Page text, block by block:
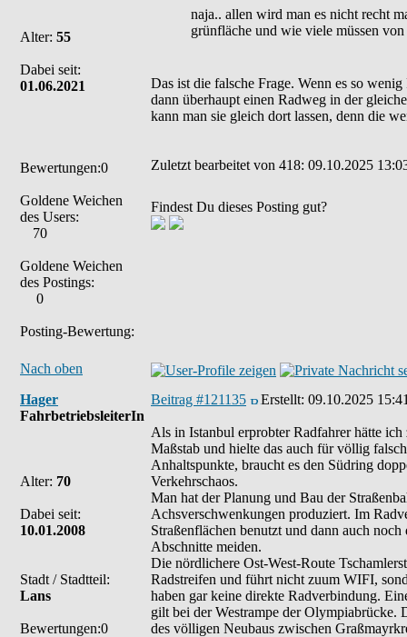
Alter: 55
Dabei seit:
01.06.2021
Bewertungen:0
Goldene Weichen
des Users:
70
Goldene Weichen
des Postings:
0
Posting-Bewertung:
naja.. allen wird man es nicht recht
grünfläche und wie viele müssen
Das ist die falsche Frage. Wenn es so
dann überhaupt einen Radweg in der
kann man sie gleich dort lassen, denn die
Zuletzt bearbeitet von 418: 09.10.2025
Findest Du dieses Posting gut?
Nach oben
Hager
FahrbetriebsleiterIn
Alter: 70
Dabei seit:
10.01.2008
Stadt / Stadtteil:
Lans
Bewertungen:0
Beitrag #121135 Erstellt: 09.10.2025
Als in Istanbul erprobter Radfahrer hätte
Maßstab und hielte das auch für völlig
Anhaltspunkte, braucht es den Südring
Verkehrschaos.
Man hat der Planung und Bau der
Achsverschwenkungen produziert. Im
Straßenflächen benutzt und dann auch
Abschnitte meiden.
Die nördlichere Ost-West-Route
Radstreifen und führt nicht zuum WIFI,
haben gar keine direkte Radverbindung.
gilt bei der Westrampe der Olympiabrücke.
des völligen Neubaus zwischen